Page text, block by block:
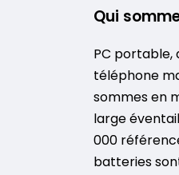
Qui
PC portable,
téléphone
sommes en
large
000
batteries